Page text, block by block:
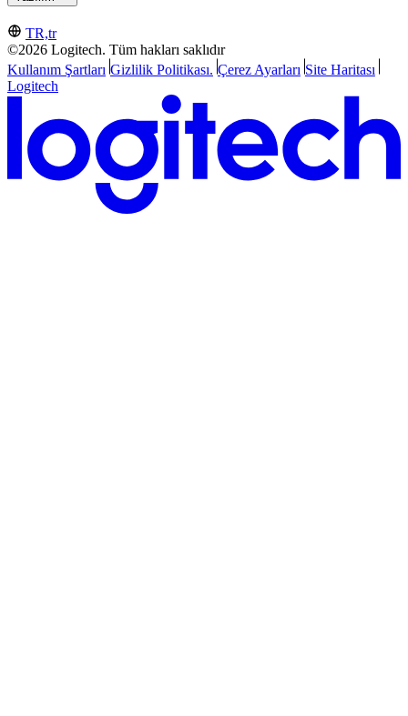
TR,tr
©2026 Logitech. Tüm hakları saklıdır
Kullanım Şartları Gizlilik Politikası. Çerez Ayarları Site Haritası
Logitech